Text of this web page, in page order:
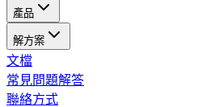
產品
解方案
文檔
常見問題解答
聯絡方式